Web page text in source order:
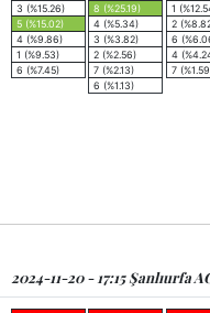
3 (%15.26)
5 (%15.02)
4 (%9.86)
1 (%9.53)
6 (%7.45)
8 (%25.19)
4 (%5.34)
3 (%3.82)
2 (%2.56)
7 (%2.13)
6 (%1.13)
1
2
6
4
7
2024-11-20 - 17:15 Şanlıurfa